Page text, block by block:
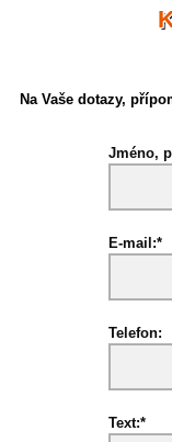
Na Vaše dotazy,
Jméno,
E-mail:*
Telefon:
Text:*